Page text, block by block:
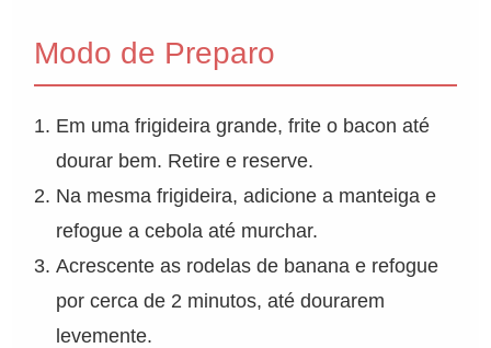
Modo de Preparo
Em uma frigideira grande, frite o bacon até
dourar bem. Retire e reserve.
Na mesma frigideira, adicione a manteiga e
refogue a cebola até murchar.
Acrescente as rodelas de banana e refogue
por cerca de 2 minutos, até dourarem
levemente.